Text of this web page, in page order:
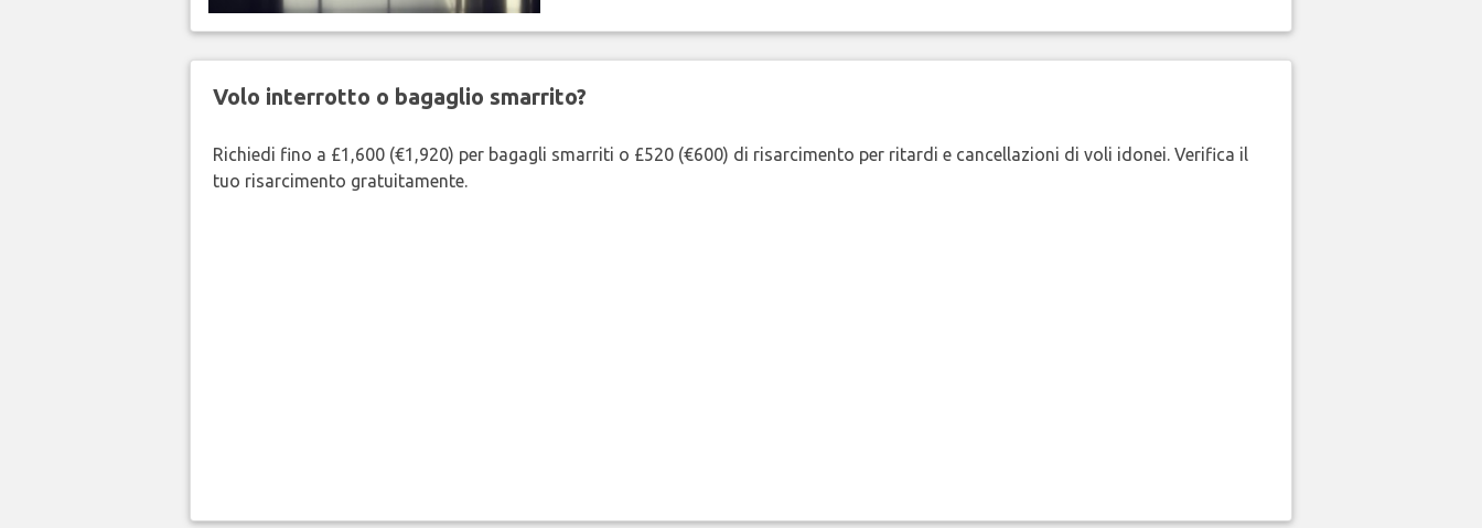
Volo interrotto o bagaglio smarrito?
Richiedi fino a £1,600 (€1,920) per bagagli smarriti o £520 (€600) di risarcimento per ritardi e cancellazioni di voli idonei. Verifica il
tuo risarcimento gratuitamente.